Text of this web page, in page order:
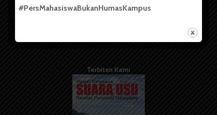
Kode Etik Jurnalistik
Terbitan Kami
#PersMahasiswaBukanHumasKampus